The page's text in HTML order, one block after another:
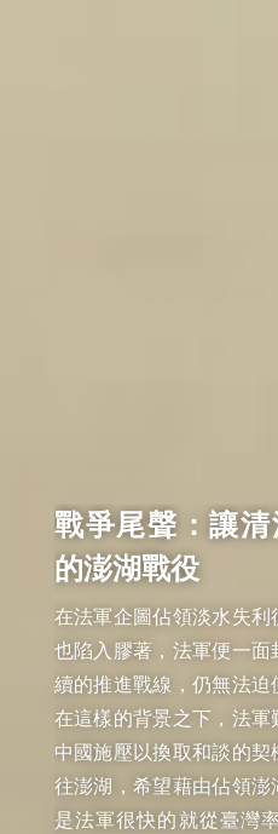
戰爭尾聲：讓
的澎湖戰役
在法軍企圖佔領淡水失
也陷入膠著，法軍便一
續的推進戰線，仍無法迫
在這樣的背景之下，法
中國施壓以換取和談的
往澎湖，希望藉由佔領
是法軍很快的就從臺灣